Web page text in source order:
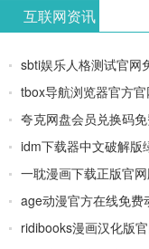
OpenAI
新AI图像
生成器
高质量
PPT
互联网资讯
sbti娱乐人格测试官网
tbox导航浏览器官方官
夸克网盘会员兑换码
idm下载器中文破解版
一耽漫画下载正版官
age动漫官方在线免费
ridibooks漫画汉化版